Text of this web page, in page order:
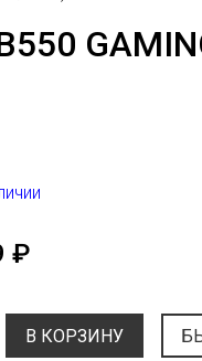
₽
В КОРЗИНУ